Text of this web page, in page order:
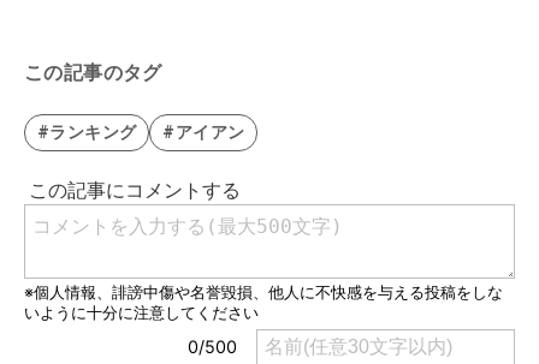
この記事のタグ
#ランキング #アイアン